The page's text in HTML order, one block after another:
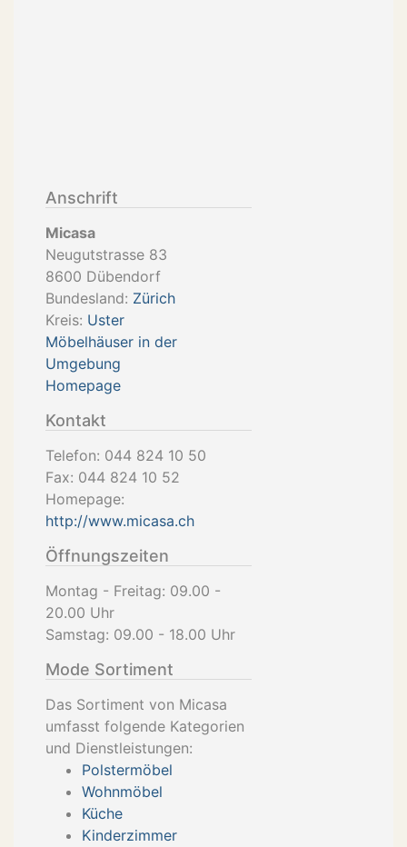
Anschrift
Micasa
Neugutstrasse 83
8600 Dübendorf
Bundesland: Zürich
Kreis: Uster
Möbelhäuser in der
Umgebung
Homepage
Kontakt
Telefon: 044 824 10 50
Fax: 044 824 10 52
Homepage:
http://www.micasa.ch
Öffnungszeiten
Montag - Freitag: 09.00 -
20.00 Uhr
Samstag: 09.00 - 18.00 Uhr
Mode Sortiment
Das Sortiment von Micasa
umfasst folgende Kategorien
und Dienstleistungen:
Polstermöbel
Wohnmöbel
Küche
Kinderzimmer